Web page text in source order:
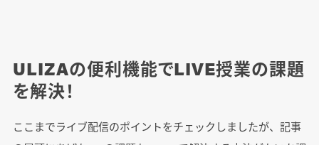
ULIZAの便利機能でLIVE授業の課題
を解決！
ここまでライブ配信のポイントをチェックしましたが、記事